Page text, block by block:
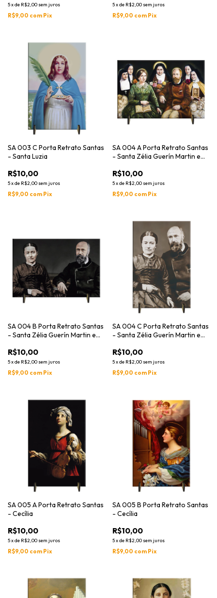
5xde R$2,00 sem juros
R$9,00 com Pix
5xde R$2,00 sem juros
R$9,00 com Pix
SA 003 C Porta Retrato Santas
- Santa Luzia
R$10,00
5xde R$2,00 sem juros
R$9,00 com Pix
SA 004 A Porta Retrato Santas
- Santa Zélia Guerín Martin e
R$10,00
5xde R$2,00 sem juros
R$9,00 com Pix
SA 004 B Porta Retrato Santas
- Santa Zélia Guerín Martin e
R$10,00
5xde R$2,00 sem juros
R$9,00 com Pix
SA 004 C Porta Retrato Santas
- Santa Zélia Guerín Martin e
(cópia)
R$10,00
5xde R$2,00 sem juros
R$9,00 com Pix
SA 005 A Porta Retrato Santas
- Cecília
R$10,00
5xde R$2,00 sem juros
R$9,00 com Pix
SA 005 B Porta Retrato Santas
- Cecília
R$10,00
5xde R$2,00 sem juros
R$9,00 com Pix